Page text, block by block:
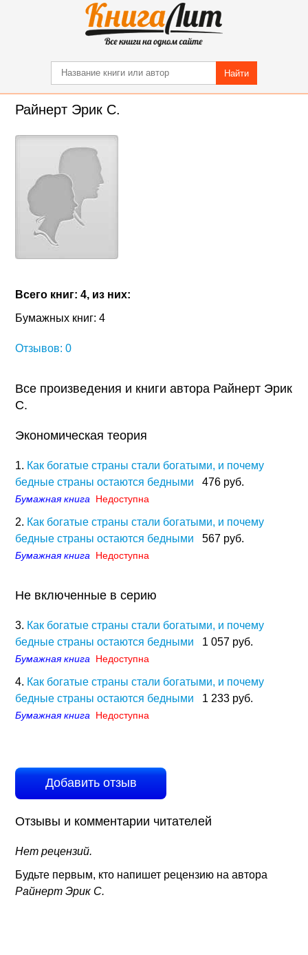
Найти
Райнерт Эрик С.
Всего книг: 4, из них:
Бумажных книг: 4
Отзывов: 0
Все произведения и книги автора Райнерт Эрик
С.
Экономическая теория
1. Как богатые страны стали богатыми, и почему
бедные страны остаются бедными
476 руб.
Бумажная книга Недоступна
2. Как богатые страны стали богатыми, и почему
бедные страны остаются бедными
567 руб.
Бумажная книга Недоступна
Не включенные в серию
3. Как богатые страны стали богатыми, и почему
бедные страны остаются бедными
1 057 руб.
Бумажная книга Недоступна
4. Как богатые страны стали богатыми, и почему
бедные страны остаются бедными
1 233 руб.
Бумажная книга Недоступна
Добавить отзыв
Отзывы и комментарии читателей
Нет рецензий.
Будьте первым, кто напишет рецензию на автора
Райнерт Эрик С.